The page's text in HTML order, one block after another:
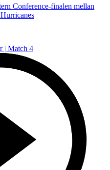
Conference-finalen mellan